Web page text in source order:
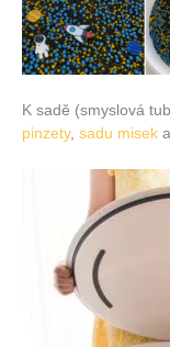
K sadě (smyslová
pinzety, sadu misek a